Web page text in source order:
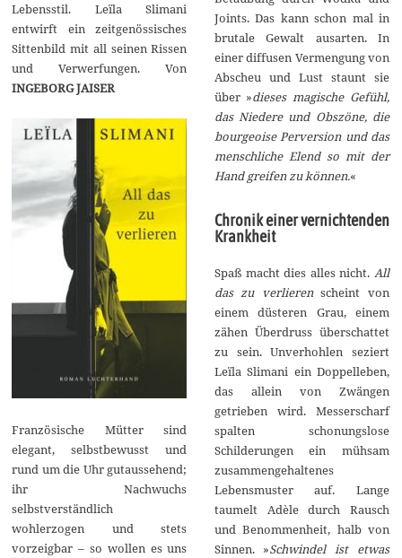
Lebensstil. Leïla Slimani
entwirft ein zeitgenössisches
Sittenbild mit all seinen Rissen
und Verwerfungen. Von
INGEBORG JAISER
Französische Mütter sind
elegant, selbstbewusst und
rund um die Uhr gutaussehend;
ihr Nachwuchs
selbstverständlich
wohlerzogen und stets
vorzeigbar – so wollen es uns
Joints. Das kann schon mal in
brutale Gewalt ausarten. In
einer diffusen Vermengung von
Abscheu und Lust staunt sie
über »dieses magische Gefühl,
das Niedere und Obszöne, die
bourgeoise Perversion und das
menschliche Elend so mit der
Hand greifen zu können.«
Chronik einer vernichtenden
Krankheit
Spaß macht dies alles nicht. All
das zu verlieren scheint von
einem düsteren Grau, einem
zähen Überdruss überschattet
zu sein. Unverhohlen seziert
Leïla Slimani ein Doppelleben,
das allein von Zwängen
getrieben wird. Messerscharf
spalten schonungslose
Schilderungen ein mühsam
zusammengehaltenes
Lebensmuster auf. Lange
taumelt Adèle durch Rausch
und Benommenheit, halb von
Sinnen. »Schwindel ist etwas